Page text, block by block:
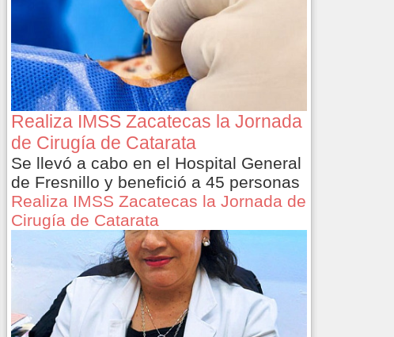
Realiza IMSS Zacatecas la Jornada
de Cirugía de Catarata
Se llevó a cabo en el Hospital General
de Fresnillo y benefició a 45 personas
Realiza IMSS Zacatecas la Jornada de
Cirugía de Catarata